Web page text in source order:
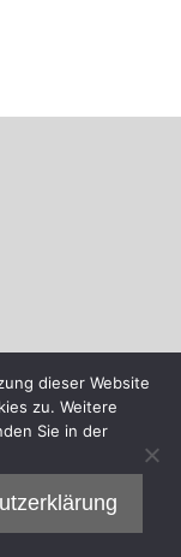
dieser Website
zu. Weitere
Sie in der